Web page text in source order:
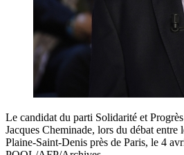
Le candidat du parti Solidarité et
Jacques Cheminade, lors du débat entre
Plaine-Saint-Denis près de Paris, le 4